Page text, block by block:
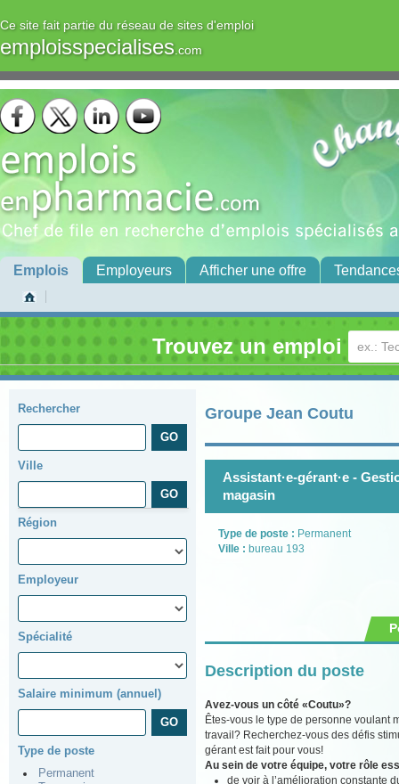
Ce site fait partie du réseau de sites d'emploi
emploisspecialises.com
Emplois Employeurs Afficher une offre
Trouvez un emploi
Rechercher
Ville
Région
Employeur
Spécialité
Salaire minimum (annuel)
Type de poste
Permanent
Groupe Jean Coutu
Assistant·e-gérant·e -
magasin
Type de poste : Permanent
Ville : bureau 193
Description du poste
Avez-vous un côté «Coutu»?
Êtes-vous le type de personne voulant
travail? Recherchez-vous des défis
gérant est fait pour vous!
Au sein de votre équipe, votre rôle
de voir à l’amélioration constante